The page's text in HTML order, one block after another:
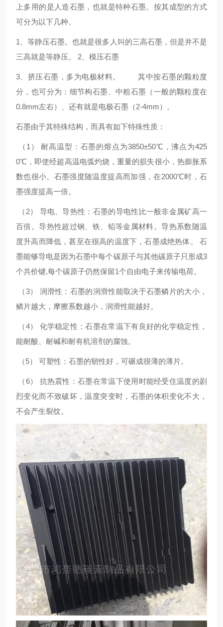
上多用的是人造石墨，也就是特种石墨。按其成型的方式
可分为以下几种。
1、等静压石墨。也就是很多人叫的三高石墨，但是并不是
三高就是等静压。 2、模压石墨
3、挤压石墨，多为电极材料。 其中按石墨的颗粒度
分，也可分为：细节构石墨、中粗石墨（一般的颗粒度在
0.8mm左右）、还有就是电极石墨（2-4mm）。
石墨由于其特殊结构，而具有如下特殊性质：
（1） 耐高温型：石墨的熔点为3850±50℃，沸点为425
0℃，即使经超高温电弧灼烧，重量的损失很小，热膨胀系
数也很小。石墨强度随温度提高而加强，在2000℃时，石
墨强度提高一倍。
（2） 导电、导热性：石墨的导电性比一般非金属矿高一
百倍。导热性超过钢、铁、铅等金属材料。导热系数随温
度升高而降低，甚至在很高的温度下，石墨成绝热体。 石
墨能够导电是因为石墨中每个碳原子与其他碳原子只形成3
个共价键,每个碳原子仍然保留1个自由电子来传输电荷。
（3） 润滑性：石墨的润滑性能取决于石墨鳞片的大小，
鳞片越大，摩擦系数越小，润滑性能越好。
（4） 化学稳定性：石墨在常温下有良好的化学稳定性，
能耐酸、耐碱和耐有机溶剂的腐蚀。
（5） 可塑性：石墨的韧性好，可碾成很薄的薄片。
（6） 抗热震性：石墨在常温下使用时能经受住温度的剧
烈变化而不致破坏，温度突变时，石墨的体积变化不大，
不会产生裂纹。